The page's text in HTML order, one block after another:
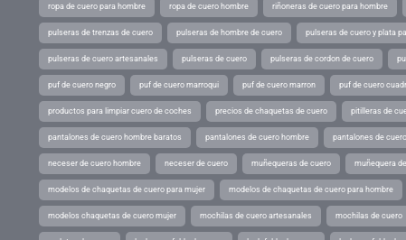
ropa de cuero para hombre ropa de cuero hombre riñoneras de cuero para hombre
pulseras de trenzas de cuero pulseras de hombre de cuero pulseras de cuero y plata
pulseras de cuero artesanales pulseras de cuero pulseras de cordon de cuero
puf de cuero negro puf de cuero marroqui puf de cuero marron puf de cuero
productos para limpiar cuero de coches precios de chaquetas de cuero pitilleras de
pantalones de cuero hombre baratos pantalones de cuero hombre pantalones de cuero
neceser de cuero hombre neceser de cuero muñequeras de cuero muñequera
modelos de chaquetas de cuero para mujer modelos de chaquetas de cuero para hombre
modelos chaquetas de cuero mujer mochilas de cuero artesanales mochilas de cuero